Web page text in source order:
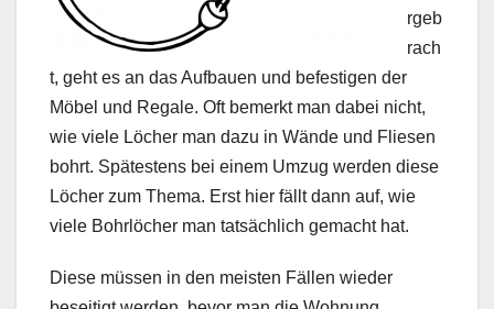
rgeb
rach
t, geht es an das Aufbauen und befestigen der
Möbel und Regale. Oft bemerkt man dabei nicht,
wie viele Löcher man dazu in Wände und Fliesen
bohrt. Spätestens bei einem Umzug werden diese
Löcher zum Thema. Erst hier fällt dann auf, wie
viele Bohrlöcher man tatsächlich gemacht hat.
Diese müssen in den meisten Fällen wieder